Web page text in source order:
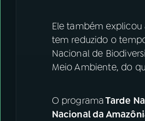
Ele também
tem reduzido o
Nacional de
Meio Ambiente, do
O programaTarde
Nacional da